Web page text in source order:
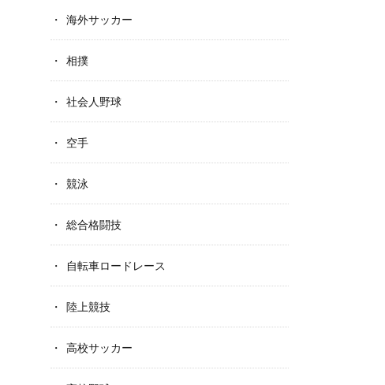
海外サッカー
相撲
社会人野球
空手
競泳
総合格闘技
自転車ロードレース
陸上競技
高校サッカー